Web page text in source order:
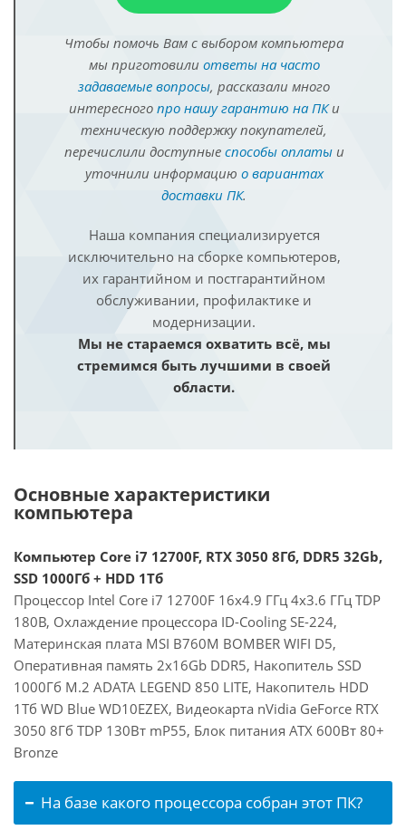
Чтобы помочь Вам с выбором компьютера
мы приготовили ответы на часто
задаваемые вопросы, рассказали много
интересного про нашу гарантию на ПКи
техническую поддержку покупателей,
перечислили доступные способы оплатыи
уточнили информацию о вариантах
доставки ПК.
Наша компания специализируется
исключительно на сборке компьютеров,
их гарантийном и постгарантийном
обслуживании, профилактике и
модернизации.
Мы не стараемся охватить всё, мы
стремимся быть лучшими в своей
области.
Основные характеристики
компьютера
Компьютер Core i7 12700F, RTX 3050 8Гб, DDR5 32Gb,
SSD 1000Гб + HDD 1Тб
Процессор Intel Core i7 12700F 16x4.9 ГГц 4x3.6 ГГц TDP
180В, Охлаждение процессора ID-Cooling SE-224,
Материнская плата MSI B760M BOMBER WIFI D5,
Оперативная память 2x16Gb DDR5, Накопитель SSD
1000Гб M.2 ADATA LEGEND 850 LITE, Накопитель HDD
1Тб WD Blue WD10EZEX, Видеокарта nVidia GeForce RTX
3050 8Гб TDP 130Вт mP55, Блок питания ATX 600Вт 80+
Bronze
На базе какого процессора собран этот ПК?